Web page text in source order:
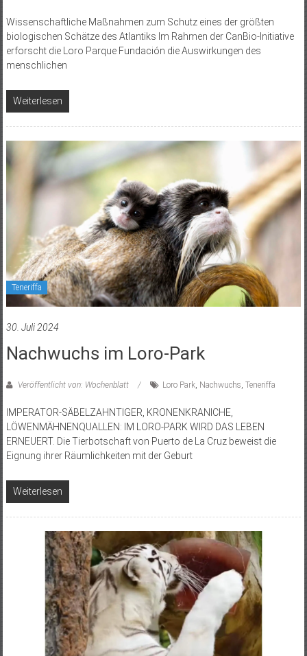
Wissenschaftliche Maßnahmen zum Schutz eines der größten
biologischen Schätze des Atlantiks Im Rahmen der CanBio-Initiative
erforscht die Loro Parque Fundación die Auswirkungen des
menschlichen
Weiterlesen
Teneriffa
30. Juli 2024
Nachwuchs im Loro-Park
Veröffentlicht von: Wochenblatt Loro Park, Nachwuchs Teneriffa
IMPERATOR-SÄBELZAHNTIGER, KRONENKRANICHE,
LÖWENMÄHNENQUALLEN: IM LORO-PARK WIRD DAS LEBEN
ERNEUERT. Die Tierbotschaft von Puerto de La Cruz beweist die
Eignung ihrer Räumlichkeiten mit der Geburt
Weiterlesen